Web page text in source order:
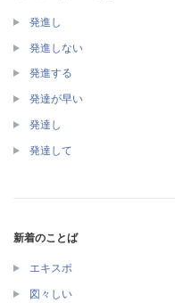
発進し
発進しない
発進する
発達が早い
発達し
発達して
新着のことば
エキスポ
図々しい